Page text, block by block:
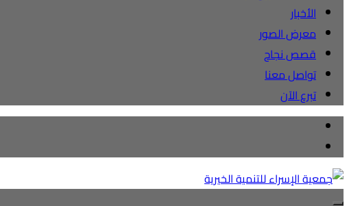
الأخبار
معرض الصور
قصص نجاح
تواصل معنا
تبرع الآن